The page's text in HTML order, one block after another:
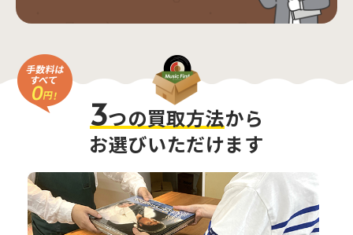
3つの買取方法から
お選びいただけます